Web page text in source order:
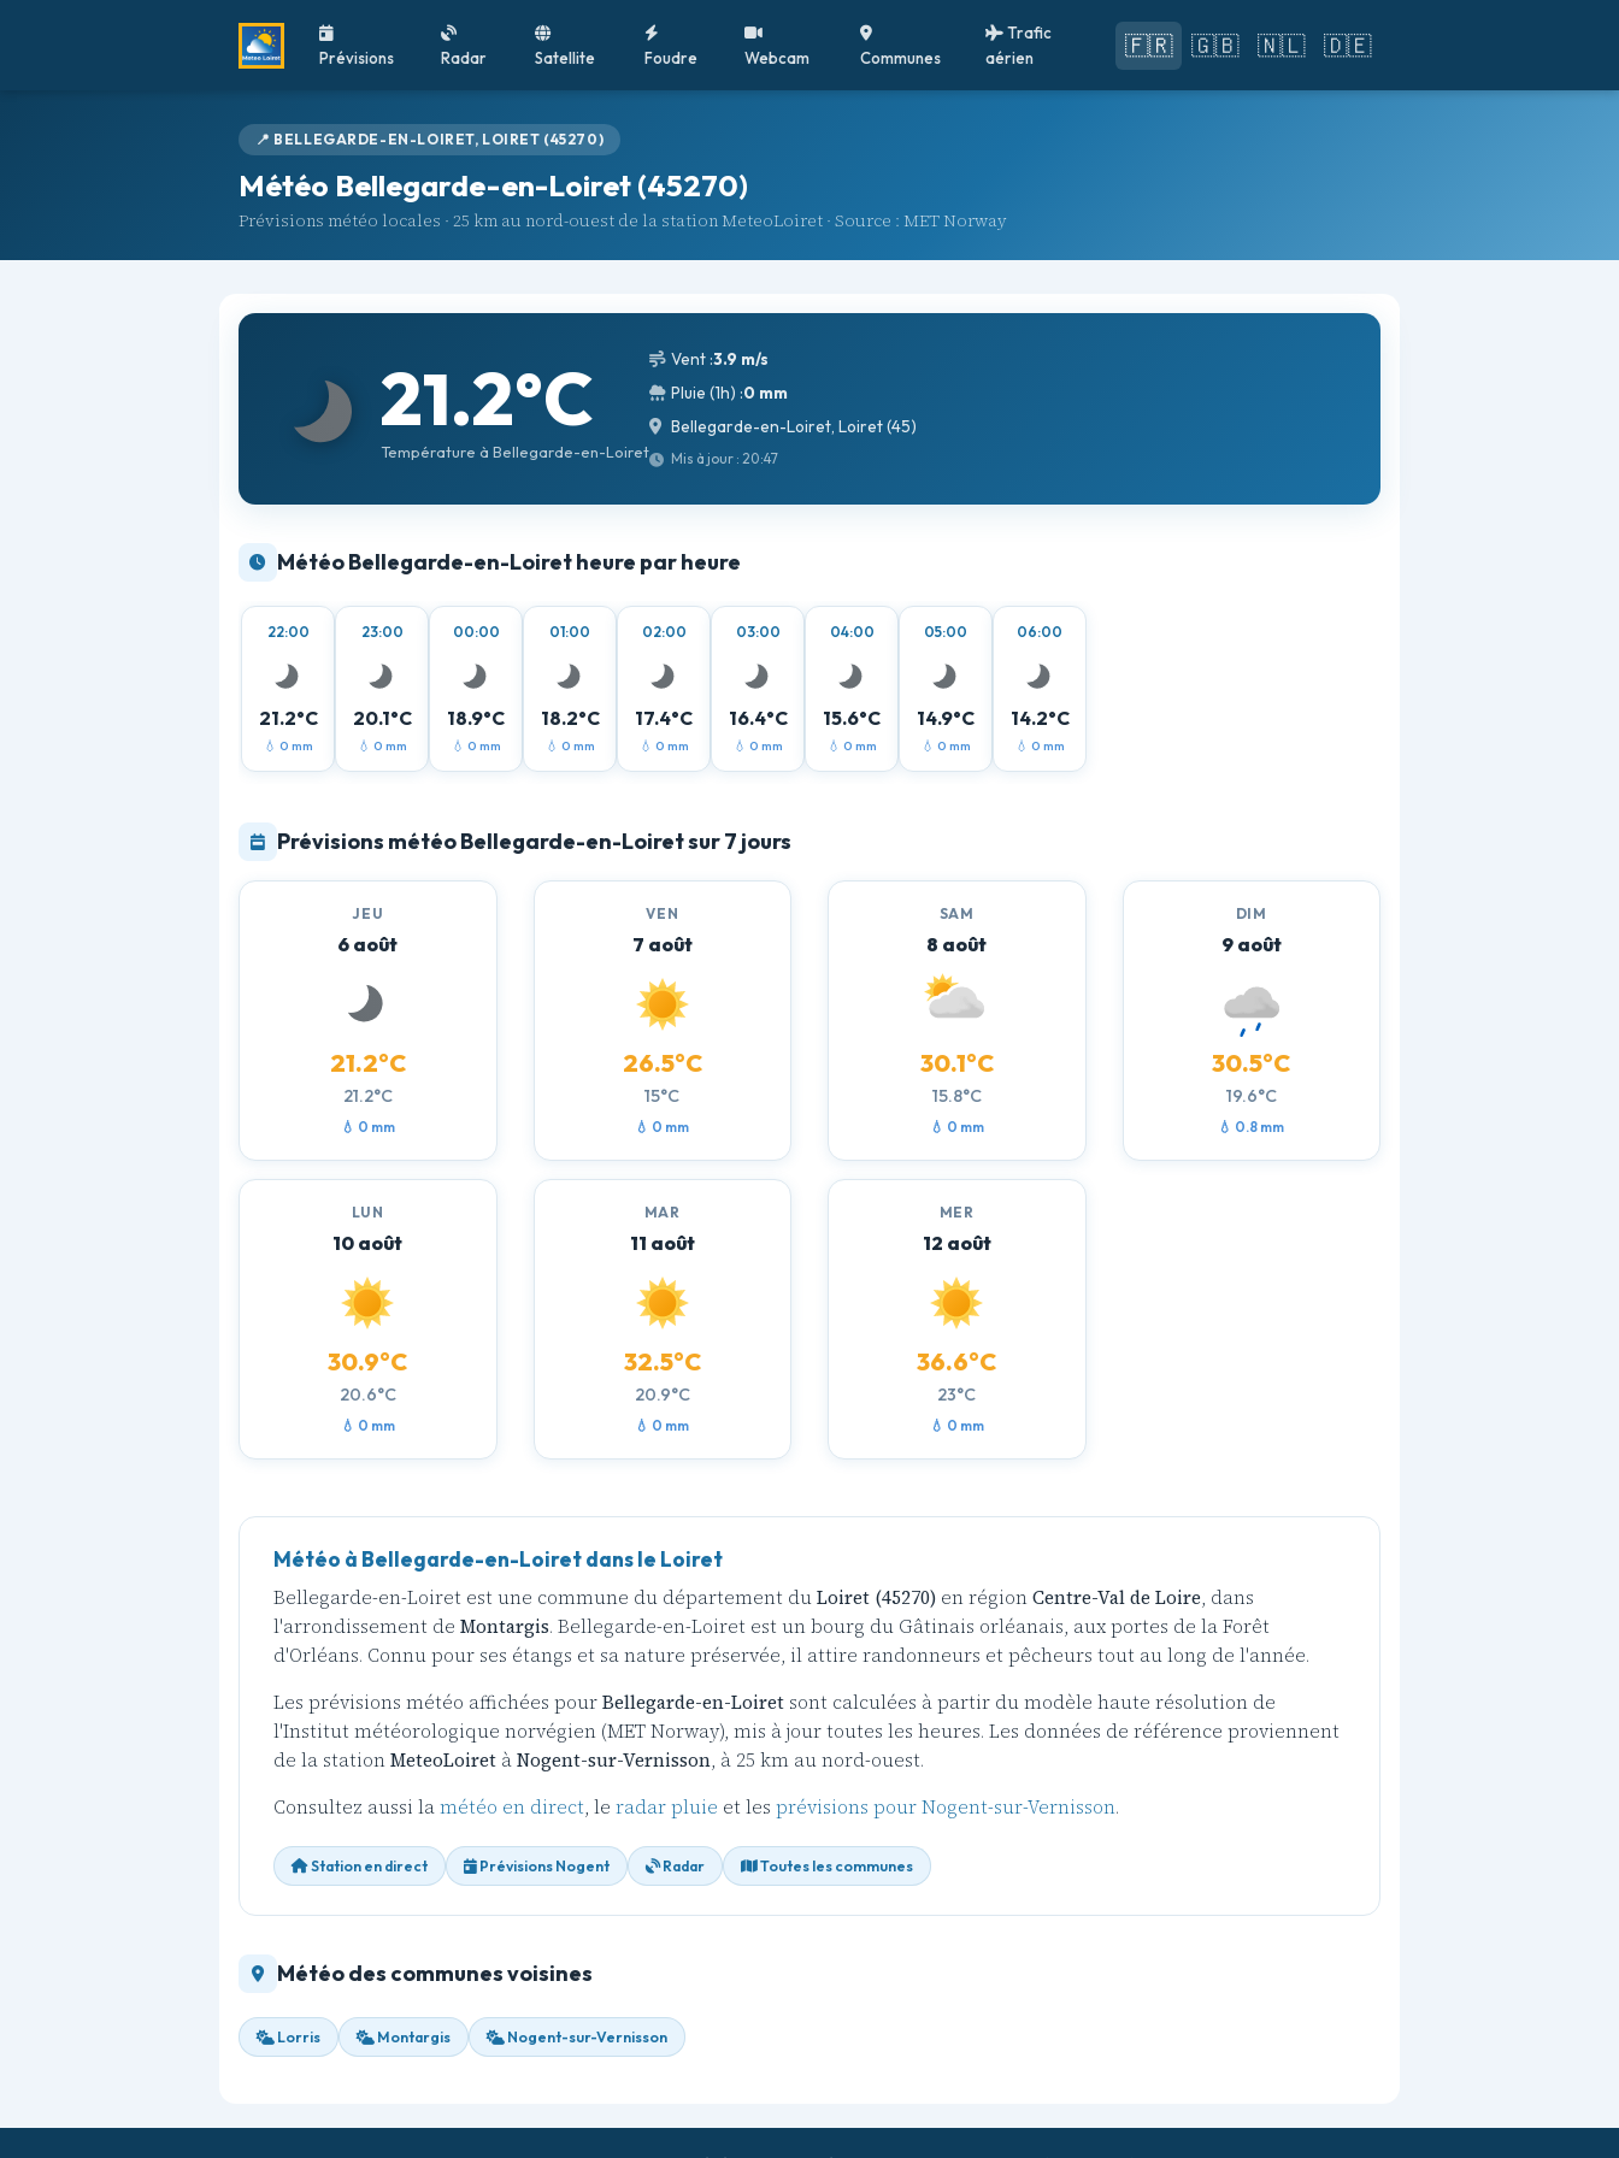
Prévisions Radar Satellite Foudre Webcam Communes
Trafic
aérien
🇫🇷 🇬🇧 🇳🇱 🇩🇪
📍 BELLEGARDE-EN-LOIRET, LOIRET (45270)
Météo Bellegarde-en-Loiret (45270)
Prévisions météo locales · 25 km au nord-ouest de la station MeteoLoiret · Source : MET Norway
21.2°C
Température à Bellegarde-en-Loiret
Vent :3.9 m/s
Pluie (1h) :0 mm
Bellegarde-en-Loiret, Loiret (45)
Mis à jour : 20:47
Météo Bellegarde-en-Loiret heure par heure
22:00
21.2°C
💧 0 mm
23:00
20.1°C
💧 0 mm
00:00
18.9°C
💧 0 mm
01:00
18.2°C
💧 0 mm
02:00
17.4°C
💧 0 mm
03:00
16.4°C
💧 0 mm
04:00
15.6°C
💧 0 mm
05:00
14.9°C
💧 0 mm
06:00
14.2°C
💧 0 mm
Prévisions météo Bellegarde-en-Loiret sur 7 jours
JEU
6 août
21.2°C
21.2°C
💧 0 mm
VEN
7 août
26.5°C
15°C
💧 0 mm
SAM
8 août
30.1°C
15.8°C
💧 0 mm
DIM
9 août
30.5°C
19.6°C
💧 0.8 mm
LUN
10 août
30.9°C
20.6°C
💧 0 mm
MAR
11 août
32.5°C
20.9°C
💧 0 mm
MER
12 août
36.6°C
23°C
💧 0 mm
Météo à Bellegarde-en-Loiret dans le Loiret
Bellegarde-en-Loiret est une commune du département duLoiret (45270) en régionCentre-Val de Loire, dans
l'arrondissement de Montargis. Bellegarde-en-Loiret est un bourg du Gâtinais orléanais, aux portes de la Forêt
d'Orléans. Connu pour ses étangs et sa nature préservée, il attire randonneurs et pêcheurs tout au long de l'année.
Les prévisions météo affichées pourBellegarde-en-Loiret sont calculées à partir du modèle haute résolution de
l'Institut météorologique norvégien (MET Norway), mis à jour toutes les heures. Les données de référence proviennent
de la stationMeteoLoiret àNogent-sur-Vernisson, à 25 km au nord-ouest.
Consultez aussi lamétéo en direct, le radar pluie et les prévisions pour Nogent-sur-Vernisson.
Station en direct Prévisions Nogent Radar Toutes les communes
Météo des communes voisines
Lorris Montargis Nogent-sur-Vernisson